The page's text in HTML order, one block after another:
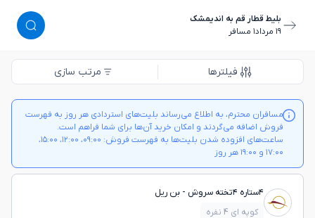
بلیط قطار قم به اندیمشک
١٩ مرداد
١ مسافر
فیلترها مرتب سازی
مسافران محترم، به اطلاع می‌رساند بلیت‌های استردادی هر روز به فهرست
فروش اضافه می‌گردند و امکان خرید آن‌ها برای شما فراهم است.
ساعت‌های افزوده شدن بلیت‌ها به فهرست فروش: ۰۹:۰۰، ۱۲:۰۰، ۱۵:۰۰،
۱۷:۰۰ و ۱۹:۰۰ هر روز
۴ستاره ۴تخته سروش - بن ريل
کوپه ای 4 نفره